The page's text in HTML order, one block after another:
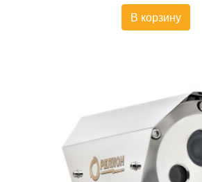
В корзину